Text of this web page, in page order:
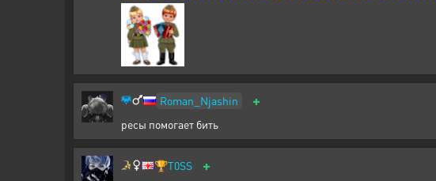
Roman_Njashin +
ресы помогает бить
🏆T0SS +